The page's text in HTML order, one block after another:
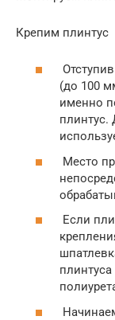
Крепим плинтус
(до 100
именно
плинтус.
Место
Если